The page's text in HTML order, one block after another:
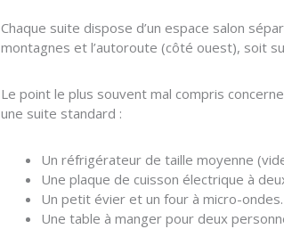
Chaque suite dispose d’un espace salon
montagnes et l’autoroute (côté ouest), soit
Le point le plus souvent mal compris
une suite standard :
Un réfrigérateur de taille moyenne
Une plaque de cuisson électrique à
Un petit évier et un four à micro-ondes.
Une table à manger pour deux